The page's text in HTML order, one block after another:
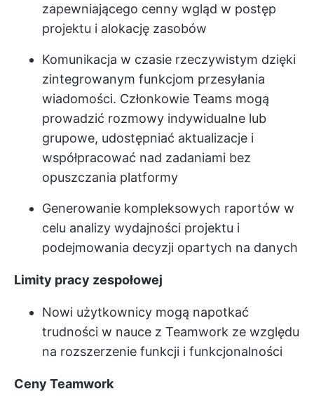
zapewniającego cenny wgląd w postęp
projektu i alokację zasobów
Komunikacja w czasie rzeczywistym dzięki
zintegrowanym funkcjom przesyłania
wiadomości. Członkowie Teams mogą
prowadzić rozmowy indywidualne lub
grupowe, udostępniać aktualizacje i
współpracować nad zadaniami bez
opuszczania platformy
Generowanie kompleksowych raportów w
celu analizy wydajności projektu i
podejmowania decyzji opartych na danych
Limity pracy zespołowej
Nowi użytkownicy mogą napotkać
trudności w nauce z Teamwork ze względu
na rozszerzenie funkcji i funkcjonalności
Ceny Teamwork